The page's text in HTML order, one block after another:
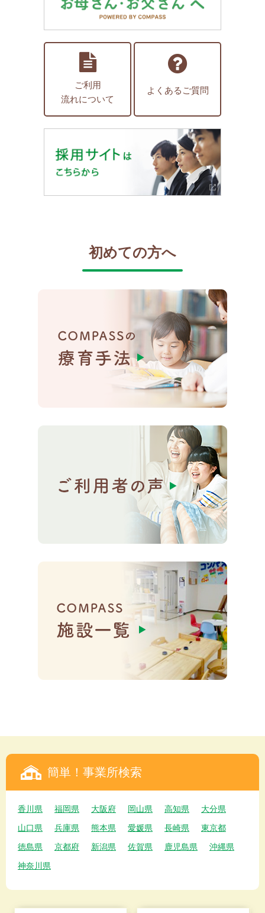
ご利用
流れについて
よくあるご質問
初めての方へ
簡単！事業所検索
香川県 福岡県 大阪府 岡山県 高知県
大分県
山口県
兵庫県 熊本県 愛媛県 長崎県
東京都
徳島県
京都府 新潟県 佐賀県 鹿児島県
沖縄県
神奈川県